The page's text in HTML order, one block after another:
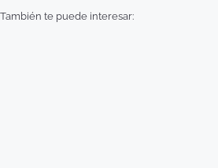
También te puede interesar: